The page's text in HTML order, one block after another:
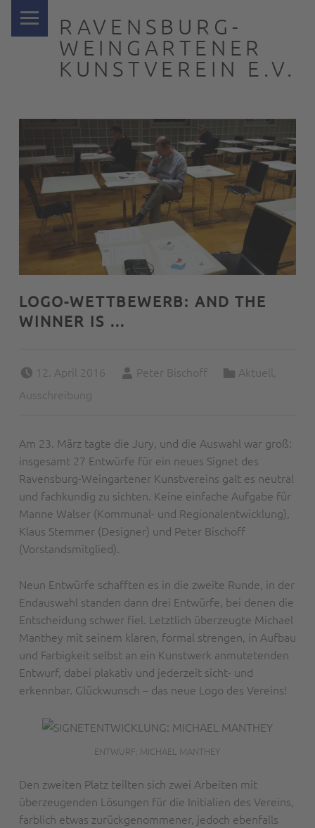
RAVENSBURG-
WEINGARTENER
KUNSTVEREIN E.V.
LOGO-WETTBEWERB: AND THE
WINNER IS …
12. April 2016 Peter Bischoff Aktuell
Ausschreibung
Am 23. März tagte die Jury, und die Auswahl war groß:
insgesamt 27 Entwürfe für ein neues Signet des
Ravensburg-Weingartener Kunstvereins galt es neutral
und fachkundig zu sichten. Keine einfache Aufgabe für
Manne Walser (Kommunal- und Regionalentwicklung),
Klaus Stemmer (Designer) und Peter Bischoff
(Vorstandsmitglied).
Neun Entwürfe schafften es in die zweite Runde, in der
Endauswahl standen dann drei Entwürfe, bei denen die
Entscheidung schwer fiel. Letztlich überzeugte Michael
Manthey mit seinem klaren, formal strengen, in Aufbau
und Farbigkeit selbst an ein Kunstwerk anmutetenden
Entwurf, dabei plakativ und jederzeit sicht- und
erkennbar. Glückwunsch – das neue Logo des Vereins!
ENTWURF: MICHAEL MANTHEY
Den zweiten Platz teilten sich zwei Arbeiten mit
überzeugenden Lösungen für die Initialien des Vereins,
farblich etwas zurückgenommener, jedoch ebenfalls